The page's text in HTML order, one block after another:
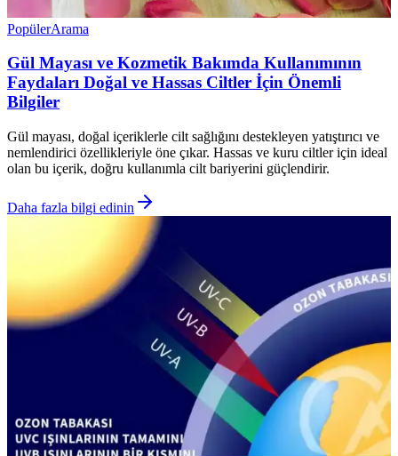
PopülerArama
Gül Mayası ve Kozmetik Bakımda Kullanımının
Faydaları Doğal ve Hassas Ciltler İçin Önemli
Bilgiler
Gül mayası, doğal içeriklerle cilt sağlığını destekleyen yatıştırıcı ve
nemlendirici özellikleriyle öne çıkar. Hassas ve kuru ciltler için ideal
olan bu içerik, doğru kullanımla cilt bariyerini güçlendirir.
Daha fazla bilgi edinin